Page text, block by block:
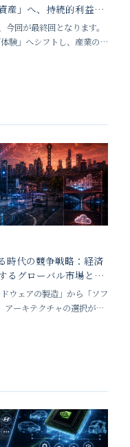
産」へ、持続的利益を
回が最終回となります。
験」へシフトし、産業の重
ア制御（OS）」へと移動
ルールを書き換える現実を
ら
時代の競争戦略：経済
るグローバル市場とデ
ウェアの製造」から「ソフ
アーキテクチャの選択が企
ました。今回は視座をさら
の安全保障」と直結するよ
考察